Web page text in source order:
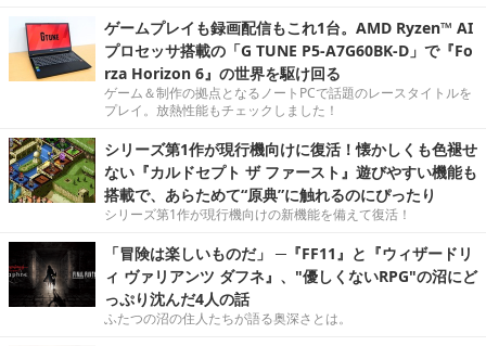
ゲームプレイも録画配信もこれ1台。AMD Ryzen™ AI
プロセッサ搭載の「G TUNE P5-A7G60BK-D」で『Fo
rza Horizon 6』の世界を駆け回る
ゲーム＆制作の拠点となるノートPCで話題のレースタイトルを
プレイ。放熱性能もチェックしました！
シリーズ第1作が現行機向けに復活！懐かしくも色褪せ
ない『カルドセプト ザ ファースト』遊びやすい機能も
搭載で、あらためて“原典”に触れるのにぴったり
シリーズ第1作が現行機向けの新機能を備えて復活！
「冒険は楽しいものだ」 ─『FF11』と『ウィザードリ
ィ ヴァリアンツ ダフネ』、"優しくないRPG"の沼にど
っぷり沈んだ4人の話
ふたつの沼の住人たちが語る奥深さとは。